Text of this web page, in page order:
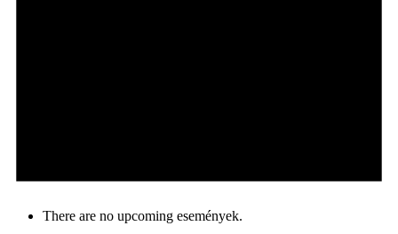
There are no upcoming események.